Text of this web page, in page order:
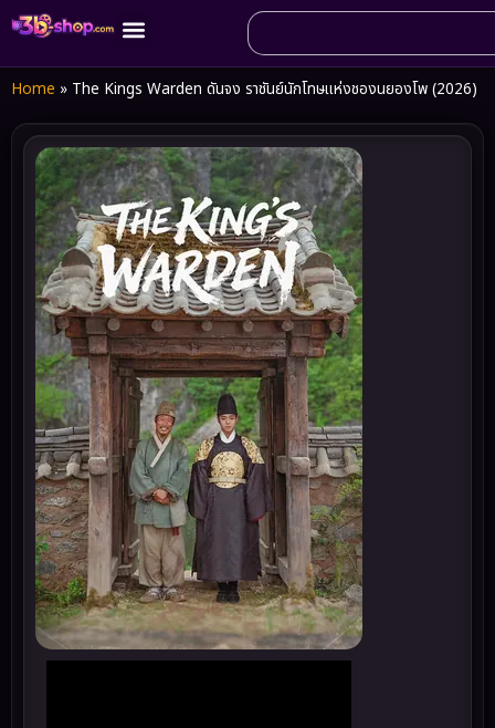
Home » The Kings Warden ดันจง ราชันย์นักโทษแห่งชองนยองโพ (2026)